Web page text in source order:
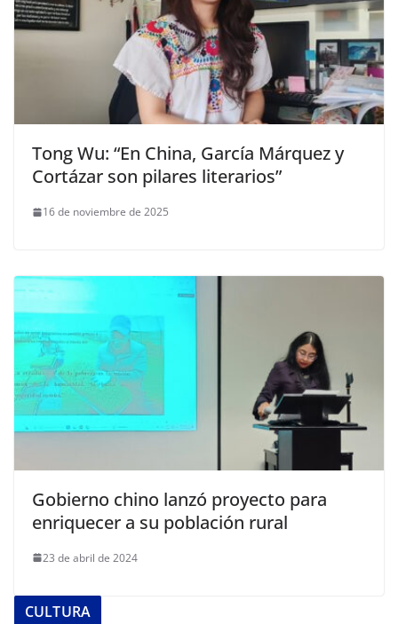
Tong Wu: “En China, García Márquez y
Cortázar son pilares literarios”
16 de noviembre de 2025
Gobierno chino lanzó proyecto para
enriquecer a su población rural
23 de abril de 2024
CULTURA